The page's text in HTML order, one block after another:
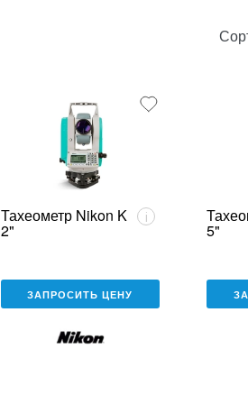
Тахеометр Nikon K
2"
i
ЗАПРОСИТЬ ЦЕНУ
5"